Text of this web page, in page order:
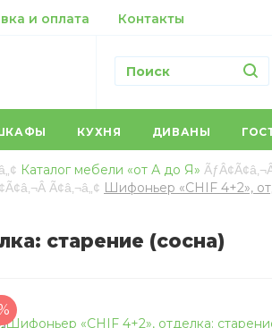
и оплата Контакты
КУХНЯ ДИВАНЫ
Каталог мебели «от А до Я»
Шифоньер «CHIF 4+2»,
старение (сосна)